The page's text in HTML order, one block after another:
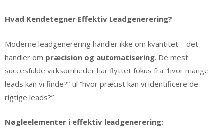
Hvad Kendetegner Effektiv Leadgenerering?
Moderne leadgenerering handler ikke om kvantitet – det
handler om præcision og automatisering. De mest
succesfulde virksomheder har flyttet fokus fra “hvor mange
leads kan vi finde?” til “hvor præcist kan vi identificere de
rigtige leads?”
Nøgleelementer i effektiv leadgenerering: